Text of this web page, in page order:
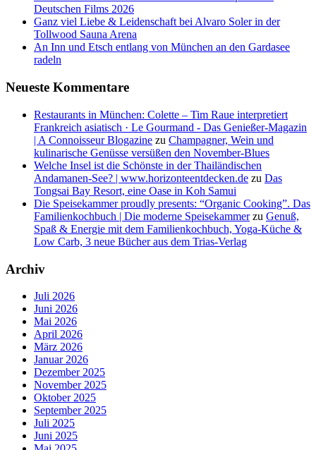
Deutschen Films 2026
Ganz viel Liebe & Leidenschaft bei Alvaro Soler in der
Tollwood Sauna Arena
An Inn und Etsch entlang von München an den Gardasee
radeln
Neueste Kommentare
Restaurants in München: Colette – Tim Raue interpretiert
Frankreich asiatisch · Le Gourmand - Das Genießer-Magazin
| A Connoisseur Blogazine zu Champagner, Wein und
kulinarische Genüsse versüßen den November-Blues
Welche Insel ist die Schönste in der Thailändischen
Andamanen-See? | www.horizonteentdecken.de zu Das
Tongsai Bay Resort, eine Oase in Koh Samui
Die Speisekammer proudly presents: “Organic Cooking”. Das
Familienkochbuch | Die moderne Speisekammerzu Genuß,
Spaß & Energie mit dem Familienkochbuch, Yoga-Küche &
Low Carb, 3 neue Bücher aus dem Trias-Verlag
Archiv
Juli 2026
Juni 2026
Mai 2026
April 2026
März 2026
Januar 2026
Dezember 2025
November 2025
Oktober 2025
September 2025
Juli 2025
Juni 2025